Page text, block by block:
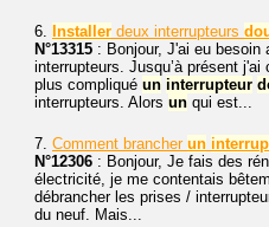
6. Installer deux interrupteurs
N°13315 : Bonjour, J'ai eu besoin
interrupteurs. Jusqu’à présent
plus compliqué un interrupteur
interrupteurs. Alors un qui est...
7. Comment brancher un
N°12306 : Bonjour, Je fais des
électricité, je me contentais
débrancher les prises /
du neuf. Mais...